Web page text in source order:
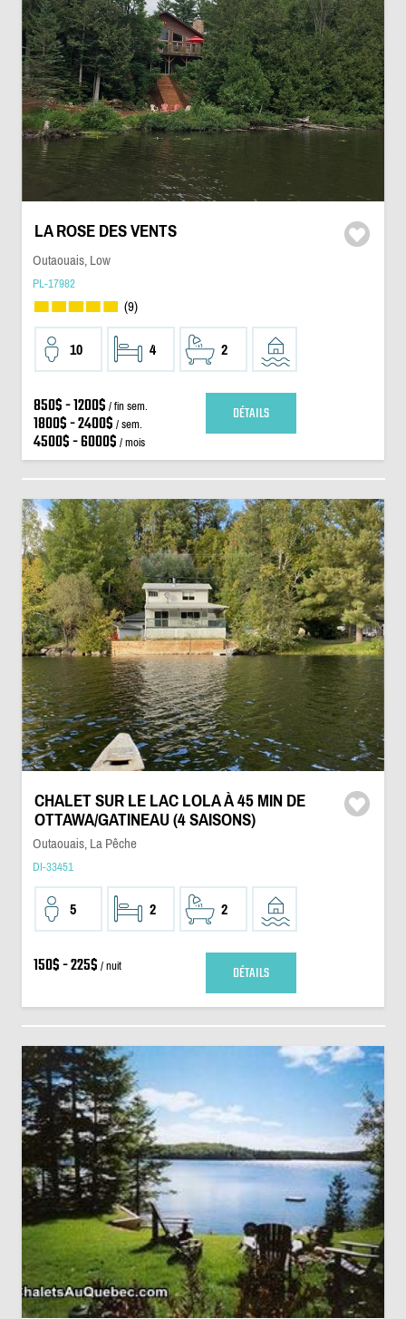
LA ROSE DES VENTS
Outaouais, Low
PL-17982
(9)
10 4 2
850$ - 1200$ / fin sem.
1800$ - 2400$ / sem.
4500$ - 6000$ / mois
DÉTAILS
CHALET SUR LE LAC LOLA À 45 MIN DE
OTTAWA/GATINEAU (4 SAISONS)
Outaouais, La Pêche
DI-33451
5 2 2
150$ - 225$ / nuit DÉTAILS